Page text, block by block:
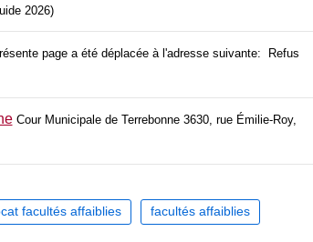
2026)
page a été déplacée à l'adresse suivante: Refus
Cour Municipale de Terrebonne 3630, rue Émilie-Roy,
facultés affaiblies facultés affaiblies